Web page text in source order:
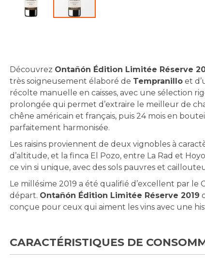
of
the
images
gallery
Découvrez Ontañón Édition Limitée Réserve
très soigneusement élaboré de Tempranillo et
récolte manuelle en caisses, avec une sélection
prolongée qui permet d’extraire le meilleur de
chêne américain et français, puis 24 mois en
parfaitement harmonisée.
Les raisins proviennent de deux vignobles à
d’altitude, et la finca El Pozo, entre La Rad et
ce vin si unique, avec des sols pauvres et
Le millésime 2019 a été qualifié d’excellent par
départ. Ontañón Édition Limitée Réserve 2019
conçue pour ceux qui aiment les vins avec une
CARACTÉRISTIQUES DE